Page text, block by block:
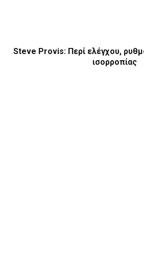
Steve Provis: Περί ελέγχου,
ισορροπίας